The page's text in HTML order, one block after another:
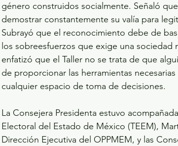
género construidos socialmente. Señaló
demostrar constantemente su valía para
Subrayó que el reconocimiento debe de
los sobreesfuerzos que exige una
enfatizó que el Taller no se trata de que
de proporcionar las herramientas
cualquier espacio de toma de decisiones.
La Consejera Presidenta estuvo
Electoral del Estado de México (TEEM),
Dirección Ejecutiva del OPPMEM, y las